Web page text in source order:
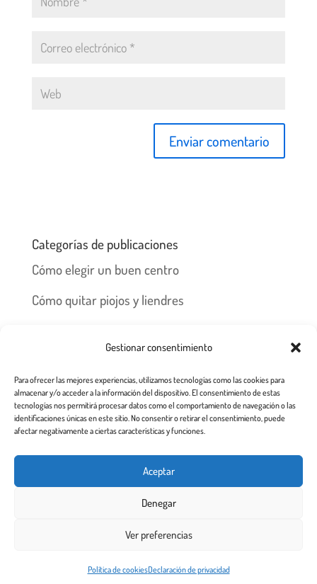
Este sitio web utiliza cookies para garantizar que obtenga la
Gestionar consentimiento
Para ofrecer las mejores experiencias, utilizamos tecnologías como las cookies para
almacenar y/o acceder a la información del dispositivo. El consentimiento de estas
tecnologías nos permitirá procesar datos como el comportamiento de navegación o las
identificaciones únicas en este sitio. No consentir o retirar el consentimiento, puede
afectar negativamente a ciertas características y funciones.
Aceptar
Denegar
Ver preferencias
Política de cookiesDeclaración de privacidad
Categorías de publicaciones
Cómo elegir un buen centro
Cómo quitar piojos y liendres
Prevención y recomendaciones
Centros
Todos los derechos reservados 2.020